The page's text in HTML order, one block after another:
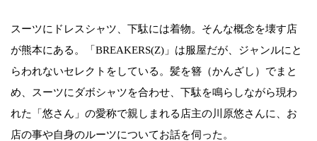
スーツにドレスシャツ、下駄には着物。そんな概念を壊す店
が熊本にある。「BREAKERS(Z)」は服屋だが、ジャンルにと
らわれないセレクトをしている。髪を簪（かんざし）でまと
め、スーツにダボシャツを合わせ、下駄を鳴らしながら現わ
れた「悠さん」の愛称で親しまれる店主の川原悠さんに、お
店の事や自身のルーツについてお話を伺った。